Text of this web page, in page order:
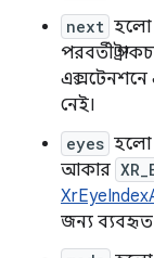
next হলো
পরবর্তী
এক্সটেনশনে
নেই।
eyes হলো
আকার
জন্য ব্যবহৃত